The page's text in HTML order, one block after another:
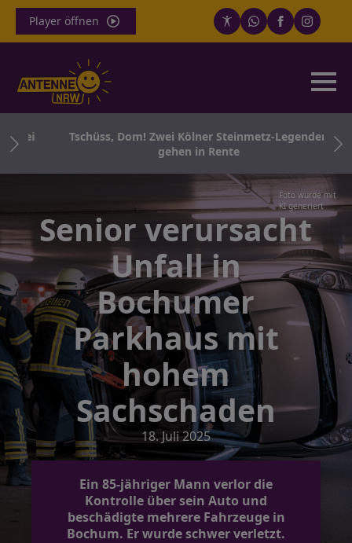
Player öffnen
Tschüss, Dom! Zwei Kölner Steinmetz-Legenden
gehen in Rente
Foto wurde mit
KI generiert
Senior verursacht
Unfall in
Bochumer
Parkhaus mit
hohem
Sachschaden
18. Juli 2025
Ein 85-jähriger Mann verlor die
Kontrolle über sein Auto und
beschädigte mehrere Fahrzeuge in
Bochum. Er wurde schwer verletzt.